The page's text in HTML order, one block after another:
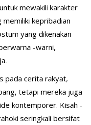
mewakili karakter
kepribadian
yang dikenakan
-warni,
pada cerita rakyat,
tetapi mereka juga
kontemporer. Kisah -
seringkali bersifat